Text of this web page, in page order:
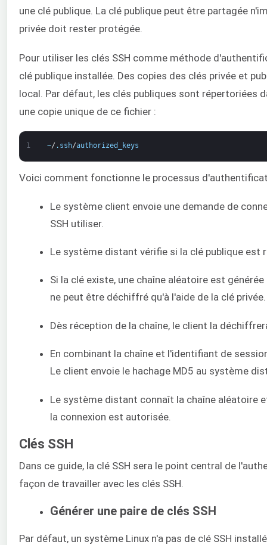
une clé publique. La clé publique peut être partagée
privée doit rester protégée.
Pour utiliser les clés SSH comme méthode
clé publique installée. Des copies des clés privée et
local. Par défaut, les clés publiques sont répertoriées
une copie unique de ce fichier :
1 ~/ . ssh/authorized_keys
Voici comment fonctionne le processus
Le système client envoie une demande de
SSH utiliser.
Le système distant vérifie si la clé publique est
Si la clé existe, une chaîne aléatoire est
ne peut être déchiffré qu'à l'aide de la clé privée.
Dès réception de la chaîne, le client la
En combinant la chaîne et l'identifiant de
Le client envoie le hachage MD5 au système
Le système distant connaît la chaîne aléatoire
la connexion est autorisée.
Clés SSH
Dans ce guide, la clé SSH sera le point central de
façon de travailler avec les clés SSH.
Générer une paire de clés SSH
Par défaut, un système Linux n'a pas de clé SSH